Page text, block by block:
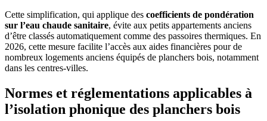
Cette simplification, qui applique des coefficients de pondération
sur l’eau chaude sanitaire, évite aux petits appartements anciens
d’être classés automatiquement comme des passoires thermiques. En
2026, cette mesure facilite l’accès aux aides financières pour de
nombreux logements anciens équipés de planchers bois, notamment
dans les centres-villes.
Normes et réglementations applicables à
l’isolation phonique des planchers bois